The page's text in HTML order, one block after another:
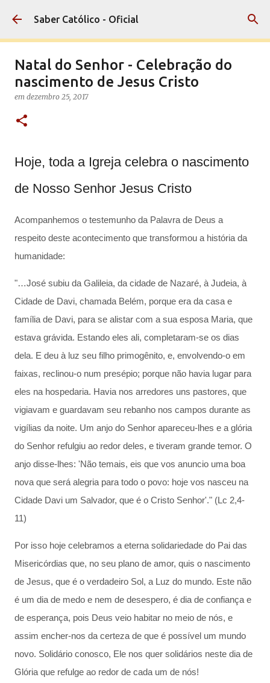
Pular para o conteúdo principal
Saber Católico - Oficial
Natal do Senhor - Celebração do
nascimento de Jesus Cristo
em dezembro 25, 2017
Hoje, toda a Igreja celebra o nascimento
de Nosso Senhor Jesus Cristo
Acompanhemos o testemunho da Palavra de Deus a
respeito deste acontecimento que transformou a história da
humanidade:
"…José subiu da Galileia, da cidade de Nazaré, à Judeia, à
Cidade de Davi, chamada Belém, porque era da casa e
família de Davi, para se alistar com a sua esposa Maria, que
estava grávida. Estando eles ali, completaram-se os dias
dela. E deu à luz seu filho primogênito, e, envolvendo-o em
faixas, reclinou-o num presépio; porque não havia lugar para
eles na hospedaria. Havia nos arredores uns pastores, que
vigiavam e guardavam seu rebanho nos campos durante as
vigílias da noite. Um anjo do Senhor apareceu-lhes e a glória
do Senhor refulgiu ao redor deles, e tiveram grande temor. O
anjo disse-lhes: 'Não temais, eis que vos anuncio uma boa
nova que será alegria para todo o povo: hoje vos nasceu na
Cidade Davi um Salvador, que é o Cristo Senhor'." (Lc 2,4-
11)
Por isso hoje celebramos a eterna solidariedade do Pai das
Misericórdias que, no seu plano de amor, quis o nascimento
de Jesus, que é o verdadeiro Sol, a Luz do mundo. Este não
é um dia de medo e nem de desespero, é dia de confiança e
de esperança, pois Deus veio habitar no meio de nós, e
assim encher-nos da certeza de que é possível um mundo
novo. Solidário conosco, Ele nos quer solidários neste dia de
Glória que refulge ao redor de cada um de nós!